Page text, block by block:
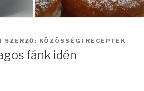
SZERZŐ: KÖZÖSSÉGI RECEPTEK
fánk idén